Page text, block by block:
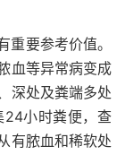
要参考价值。
血等异常病变成
深处及粪端多处
24小时粪便，查
有脓血和稀软处